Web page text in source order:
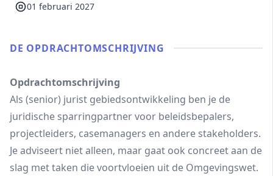
01 februari 2027
DE OPDRACHT­OMSCHRIJVING
Opdrachtomschrijving
Als (senior) jurist gebiedsontwikkeling ben je de
juridische sparringpartner voor beleidsbepalers,
projectleiders, casemanagers en andere stakeholders.
Je adviseert niet alleen, maar gaat ook concreet aan de
slag met taken die voortvloeien uit de Omgevingswet.